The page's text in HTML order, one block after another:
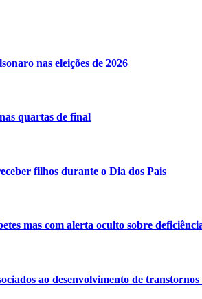
nas eleições de 2026
quartas de final
filhos durante o Dia dos Pais
mas com alerta oculto sobre
ao desenvolvimento de transtornos